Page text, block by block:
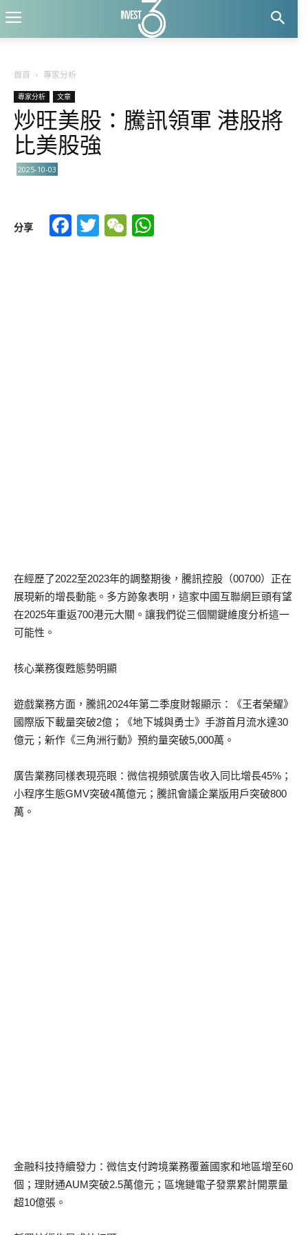
首頁 專家分析
專家分析 文章
炒旺美股：騰訊領軍 港股將
比美股強
2025-10-03
分享 Facebook
TwitterWeChat
在經歷了2022至2023年的調整期後，騰訊控股（00700）正在
展現新的增長動能。多方跡象表明，這家中國互聯網巨頭有望
在2025年重返700港元大關。讓我們從三個關鍵維度分析這一
可能性。
核心業務復甦態勢明顯
遊戲業務方面，騰訊2024年第二季度財報顯示：《王者榮耀》
國際版下載量突破2億；《地下城與勇士》手游首月流水達30
億元；新作《三角洲行動》預約量突破5,000萬。
廣告業務同樣表現亮眼：微信視頻號廣告收入同比增長45%；
小程序生態GMV突破4萬億元；騰訊會議企業版用戶突破800
萬。
金融科技持續發力：微信支付跨境業務覆蓋國家和地區增至60
個；理財通AUM突破2.5萬億元；區塊鏈電子發票累計開票量
超10億張。